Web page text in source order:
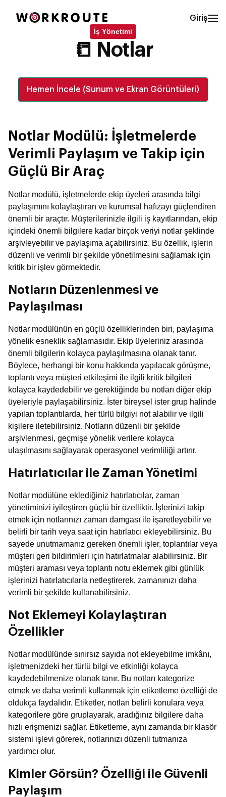
Giriş
İş Yönetimi
📒 Notlar
Hemen İncele (Sunum ve Ekran Görüntüleri)
Notlar Modülü: İşletmelerde
Verimli Paylaşım ve Takip için
Güçlü Bir Araç
Notlar modülü, işletmelerde ekip üyeleri arasında bilgi
paylaşımını kolaylaştıran ve kurumsal hafızayı güçlendiren
önemli bir araçtır. Müşterilerinizle ilgili iş kayıtlarından, ekip
içindeki önemli bilgilere kadar birçok veriyi notlar şeklinde
arşivleyebilir ve paylaşıma açabilirsiniz. Bu özellik, işlerin
düzenli ve verimli bir şekilde yönetilmesini sağlamak için
kritik bir işlev görmektedir.
Notların Düzenlenmesi ve
Paylaşılması
Notlar modülünün en güçlü özelliklerinden biri, paylaşıma
yönelik esneklik sağlamasıdır. Ekip üyeleriniz arasında
önemli bilgilerin kolayca paylaşılmasına olanak tanır.
Böylece, herhangi bir konu hakkında yapılacak görüşme,
toplantı veya müşteri etkileşimi ile ilgili kritik bilgileri
kolayca kaydedebilir ve gerektiğinde bu notları diğer ekip
üyeleriyle paylaşabilirsiniz. İster bireysel ister grup halinde
yapılan toplantılarda, her türlü bilgiyi not alabilir ve ilgili
kişilere iletebilirsiniz. Notların düzenli bir şekilde
arşivlenmesi, geçmişe yönelik verilere kolayca
ulaşılmasını sağlayarak operasyonel verimliliği artırır.
Hatırlatıcılar ile Zaman Yönetimi
Notlar modülüne eklediğiniz hatırlatıcılar, zaman
yönetiminizi iyileştiren güçlü bir özelliktir. İşlerinizi takip
etmek için notlarınızı zaman damgası ile işaretleyebilir ve
belirli bir tarih veya saat için hatırlatıcı ekleyebilirsiniz. Bu
sayede unutmamanız gereken önemli işler, toplantılar veya
müşteri geri bildirimleri için hatırlatmalar alabilirsiniz. Bir
müşteri araması veya toplantı notu eklemek gibi günlük
işlerinizi hatırlatıcılarla netleştirerek, zamanınızı daha
verimli bir şekilde kullanabilirsiniz.
Not Eklemeyi Kolaylaştıran
Özellikler
Notlar modülünde sınırsız sayıda not ekleyebilme imkânı,
işletmenizdeki her türlü bilgi ve etkinliği kolayca
kaydedebilmenize olanak tanır. Bu notları kategorize
etmek ve daha verimli kullanmak için etiketleme özelliği de
oldukça faydalıdır. Etiketler, notları belirli konulara veya
kategorilere göre gruplayarak, aradığınız bilgilere daha
hızlı erişmenizi sağlar. Etiketleme, aynı zamanda bir klasör
sistemi işlevi görerek, notlarınızı düzenli tutmanıza
yardımcı olur.
Kimler Görsün? Özelliği ile Güvenli
Paylaşım